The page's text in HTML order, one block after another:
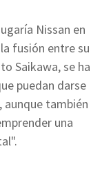
Nissan en
fusión entre su
Saikawa, se ha
puedan darse
aunque también
una